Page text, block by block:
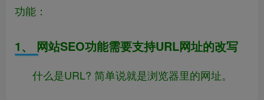
功能：
1、 网站SEO功能需要支持URL网址的改写
什么是URL? 简单说就是浏览器里的网址。